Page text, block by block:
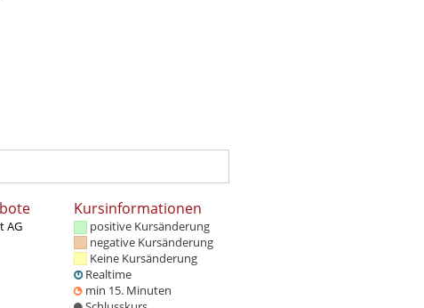
AG
Kursinformationen
positive Kursänderung
negative Kursänderung
Keine Kursänderung
Realtime
min 15. Minuten